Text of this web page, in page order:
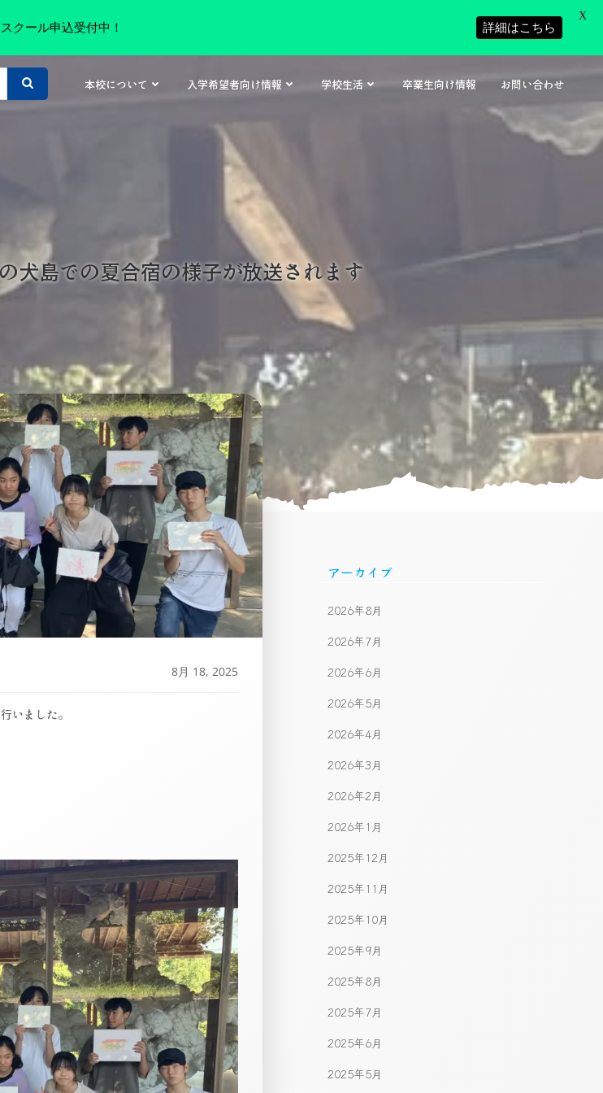
本校について 入学希望者向け情報 学校生活 卒業生向け情報 お問い合わせ
島での夏合宿の様子が放送されます
8月 18, 2025
いました。
アーカイブ
2026年8月
2026年7月
2026年6月
2026年5月
2026年4月
2026年3月
2026年2月
2026年1月
2025年12月
2025年11月
2025年10月
2025年9月
2025年8月
2025年7月
2025年6月
2025年5月
クール申込受付中！ 詳細はこちら
X